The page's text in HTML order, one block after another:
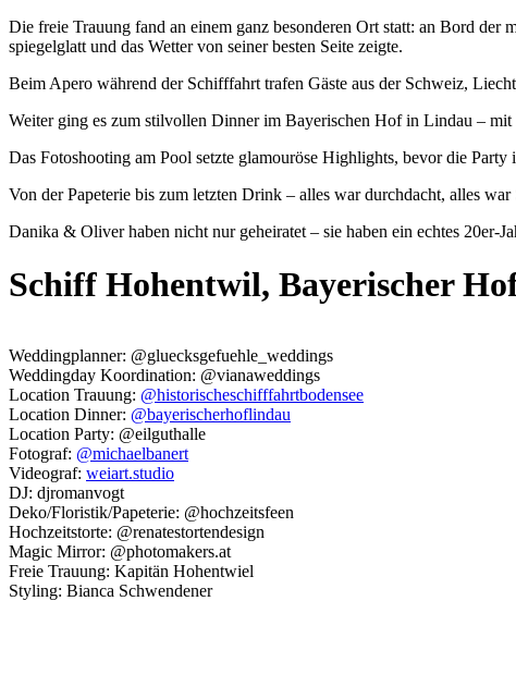
Die freie Trauung fand an einem ganz besonderen Ort statt: an Bord der
spiegelglatt und das Wetter von seiner besten Seite zeigte.
Beim Apero während der Schifffahrt trafen Gäste aus der Schweiz,
Weiter ging es zum stilvollen Dinner im Bayerischen Hof in Lindau –
Das Fotoshooting am Pool setzte glamouröse Highlights, bevor die
Von der Papeterie bis zum letzten Drink – alles war durchdacht, alles war
Danika & Oliver haben nicht nur geheiratet – sie haben ein echtes 20er-
Schiff Hohentwil, Bayerischer
Weddingplanner: @gluecksgefuehle_weddings
Weddingday Koordination: @vianaweddings
Location Trauung: @historischeschifffahrtbodensee
Location Dinner: @bayerischerhoflindau
Location Party: @eilguthalle
Fotograf: @michaelbanert
Videograf: weiart.studio
DJ: djromanvogt
Deko/Floristik/Papeterie: @hochzeitsfeen
Hochzeitstorte: @renatestortendesign
Magic Mirror: @photomakers.at
Freie Trauung: Kapitän Hohentwiel
Styling: Bianca Schwendener